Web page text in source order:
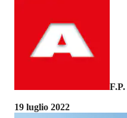
F.P.
19 luglio 2022